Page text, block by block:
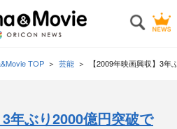
TOP 芸能 【2009年映画興収】3
3年ぶり2000億円突破で